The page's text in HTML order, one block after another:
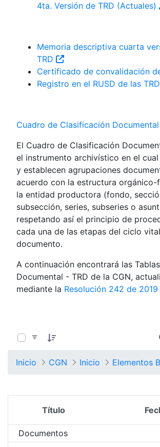
4ta. Versión de TRD (Actuales)
Memoria descriptiva cuarta
TRD
Certificado de convalidación
Registro en el RUSD de las TRD
Cuadro de Clasificación Documental
El Cuadro de Clasificación
el instrumento archivístico en el
y establecen agrupaciones
acuerdo con la estructura orgánico-
la entidad productora (fondo,
subsección, series, subseries o
respetando así el principio de
cada una de las etapas del ciclo
documento.
A continuación encontrará las
Documental - TRD de la CGN,
mediante la Resolución 242 de 2019
Inicio CGN Inicio Elementos
Selección del elemento
Título
Documentos